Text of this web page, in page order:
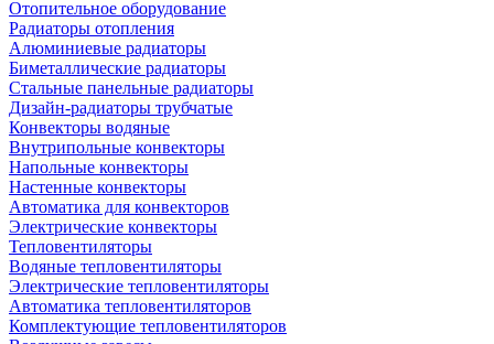
Отопительное оборудование
Радиаторы отопления
Алюминиевые радиаторы
Биметаллические радиаторы
Стальные панельные радиаторы
Дизайн-радиаторы трубчатые
Конвекторы водяные
Внутрипольные конвекторы
Напольные конвекторы
Настенные конвекторы
Автоматика для конвекторов
Электрические конвекторы
Тепловентиляторы
Водяные тепловентиляторы
Электрические тепловентиляторы
Автоматика тепловентиляторов
Комплектующие тепловентиляторов